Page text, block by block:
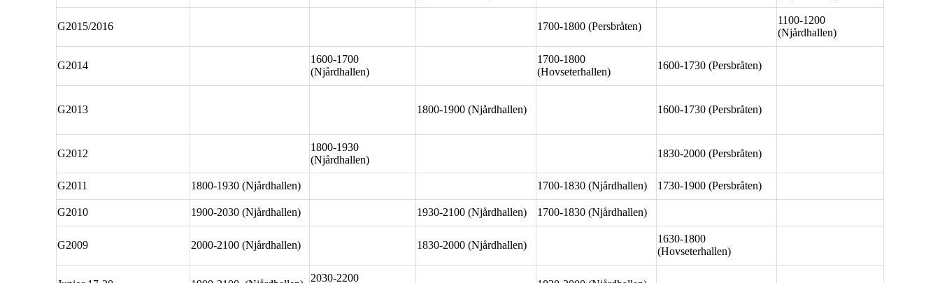
G2015/2016 1700-1800 (Persbråten)
1100-1200
(Njårdhallen)
G2014
1600-1700
(Njårdhallen)
1700-1800
(Hovseterhallen)
1600-1730 (Persbråten)
G2013 1800-1900 (Njårdhallen) 1600-1730 (Persbråten)
G2012
1800-1930
(Njårdhallen)
1830-2000 (Persbråten)
G2011 1800-1930 (Njårdhallen) 1700-1830 (Njårdhallen) 1730-1900 (Persbråten)
G2010 1900-2030 (Njårdhallen) 1930-2100 (Njårdhallen) 1700-1830 (Njårdhallen)
G2009 2000-2100 (Njårdhallen) 1830-2000 (Njårdhallen)
1630-1800
(Hovseterhallen)
2030-2200